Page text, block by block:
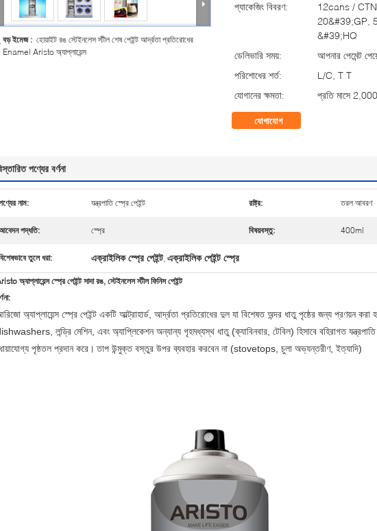
বড় ইমেজ : হোয়াইট রঙ স্টেইনলেস স্টীল শেষ পেইন্ট আর্দ্রতা প্রতিরোধের
Enamel Aristo অ্যাপ্লায়েন্স
প্যাকেজিং বিবরণ:
12cans /
20&#39;GP,
&#39;HQ
ডেলিভারি সময়:
আপনার পেমেন্ট
পরিশোধের শর্ত:
L/C, T T
যোগানের ক্ষমতা:
প্রতি মাসে
যোগাযোগ
পণ্যের বর্ণনা
নাম: যন্ত্রপাতি স্প্রে পেইন্ট রাষ্ট্র: তরল আবরণ
পদ্ধতি: স্প্রে বিষয়বস্তু: 400ml
তুলে ধরা: এক্রাইলিক স্প্রে পেইন্ট, এক্রাইলিক পেইন্ট স্প্রে
অ্যাপ্লায়েন্স স্প্রে পেইন্ট সাদা রঙ, স্টেইনলেস স্টীল ফিনিস পেইন্ট
অ্যাপ্লায়েন্স স্প্রে পেইন্ট একটি আল্ট্রাহার্ড, আর্দ্রতা প্রতিরোধের দুল যা বিশেষত অন্দর ধাতু পৃষ্ঠের জন্য প্রণয়ন করা
লন্ড্রি মেশিন, এবং অ্যাপ্লিকেশন অন্যান্য গৃহমধ্যস্থ ধাতু (ক্যাবিনবার, টেবিল) হিসাবে বহিরাগত
পৃষ্ঠতল প্রদান করে। তাপ উন্মুক্ত বস্তুর উপর ব্যবহার করবেন না (stovetops, চুলা অভ্যন্তরীণ, ইত্যাদি)